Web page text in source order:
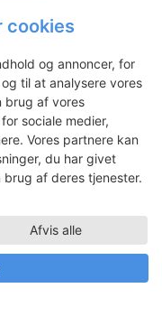
i
og
på
cookies
og annoncer, for
til at analysere vores
brug af vores
sociale medier,
Vores partnere kan
du har givet
af deres tjenester.
Afvis alle